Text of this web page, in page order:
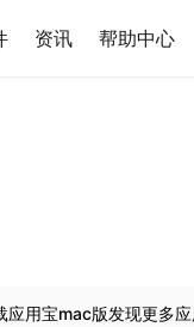
资讯 帮助中心
应用宝mac版发现更多应